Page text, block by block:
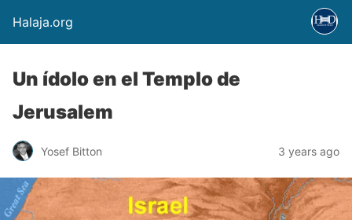
Halaja.org
Un ídolo en el Templo de
Jerusalem
Yosef Bitton 3 years ago